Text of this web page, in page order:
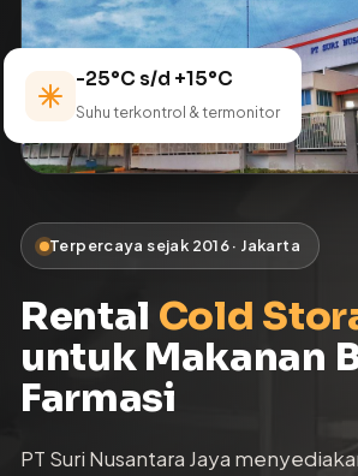
Terpercaya sejak 2016 · Jakarta
Rental Cold
untuk Makanan
Farmasi
PT Suri Nusantara Jaya
-25°C s/d +15°C
Suhu terkontrol & termonitor